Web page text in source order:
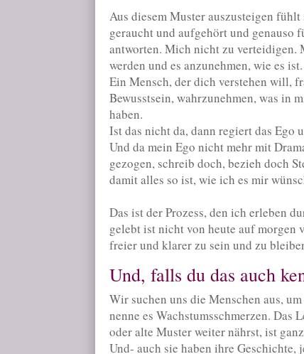
Aus diesem Muster auszusteigen
geraucht und aufgehört und genauso
antworten. Mich nicht zu verteidigen.
werden und es anzunehmen, wie es ist.
Ein Mensch, der dich verstehen will,
Bewusstsein, wahrzunehmen, was in
haben.
Ist das nicht da, dann regiert das Ego
Und da mein Ego nicht mehr mit
gezogen, schreib doch, bezieh doch
damit alles so ist, wie ich es mir
Das ist der Prozess, den ich erleben
gelebt ist nicht von heute auf morgen
freier und klarer zu sein und zu
Und, falls du das auch
Wir suchen uns die Menschen aus,
nenne es Wachstumsschmerzen.
oder alte Muster weiter nährst, ist
Und- auch sie haben ihre Geschichte,